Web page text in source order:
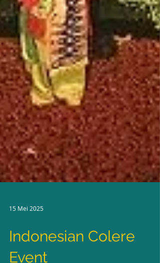
15 Mei 2025